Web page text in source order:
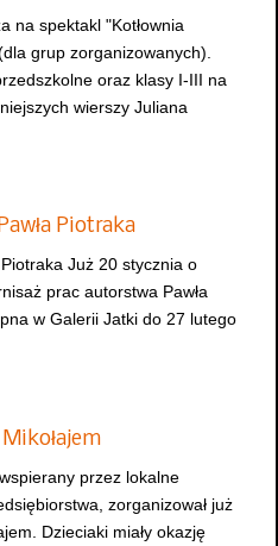
na spektakl "Kotłownia
grup zorganizowanych).
oraz klasy I-III na
wierszy Juliana
Piotraka
Już 20 stycznia o
prac autorstwa Pawła
w Galerii Jatki do 27 lutego
przez lokalne
zorganizował już
Dzieciaki miały okazję